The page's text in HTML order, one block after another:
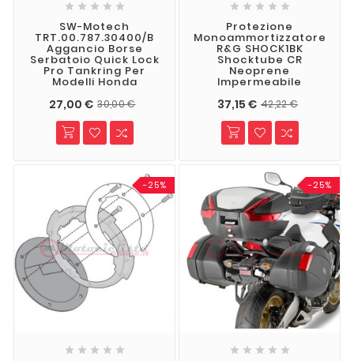
    
SW-Motech
TRT.00.787.30400/B
Aggancio Borse
Serbatoio Quick Lock
Pro Tankring Per
Modelli Honda
27,00 € 30,00 €
    
Protezione
Monoammortizzatore
R&G SHOCK1BK
Shocktube CR
Neoprene
Impermeabile
37,15 € 42,22 €
-25%
    
-25%
    